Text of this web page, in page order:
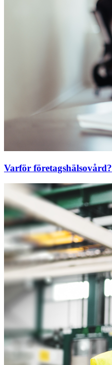
Varför företagshälsovård?